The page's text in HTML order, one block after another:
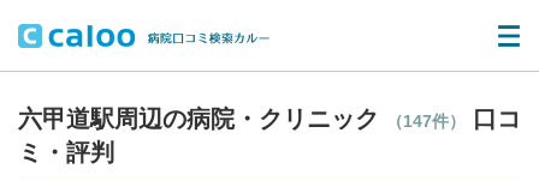
六甲道駅周辺の病院・クリニック （147件）
口コ
ミ・評判